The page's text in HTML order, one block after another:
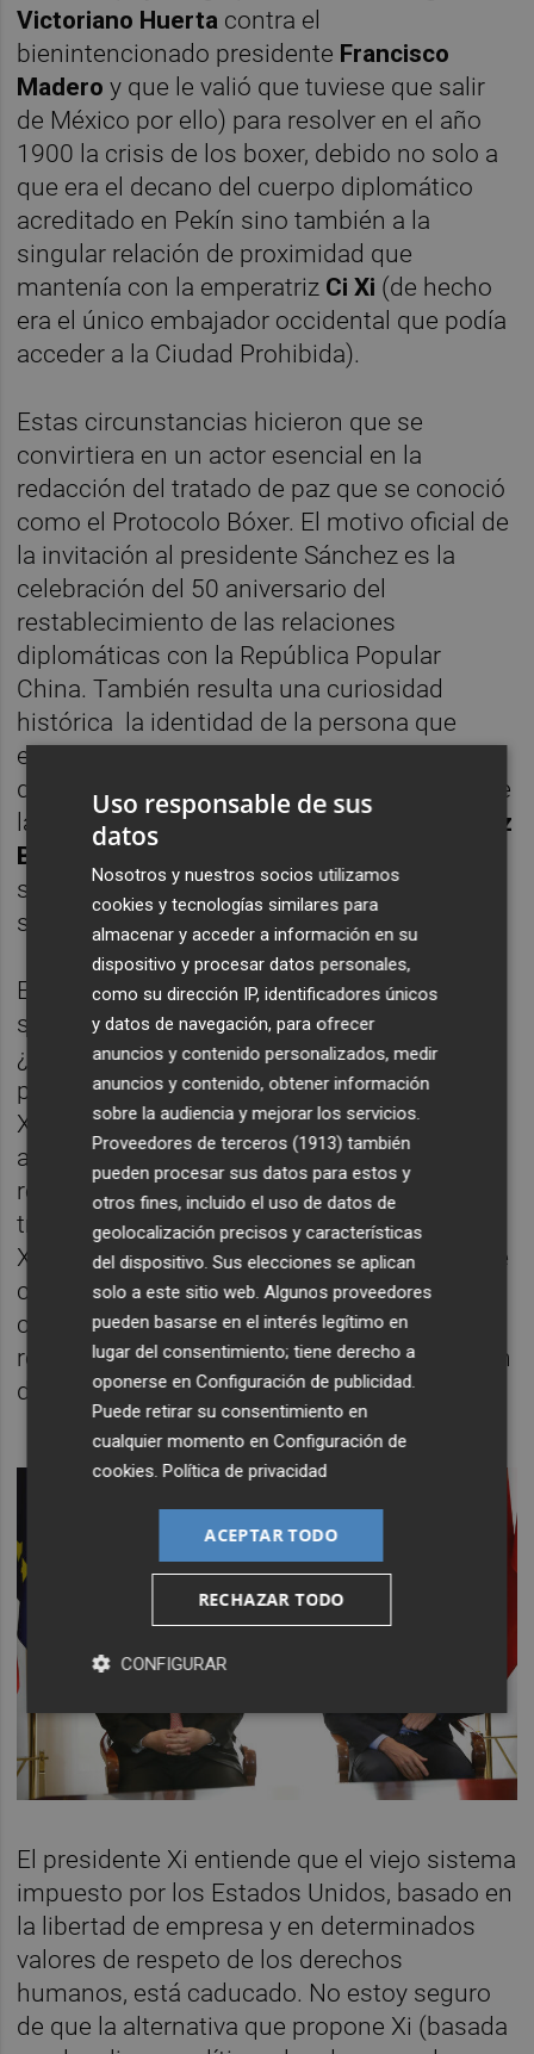
Victoriano Huerta contra el
bienintencionado presidente Francisco
Madero y que le valió que tuviese que salir
de México por ello) para resolver en el año
1900 la crisis de los boxer, debido no solo a
que era el decano del cuerpo diplomático
acreditado en Pekín sino también a la
singular relación de proximidad que
mantenía con la emperatriz Ci Xi (de hecho
era el único embajador occidental que podía
acceder a la Ciudad Prohibida).
Estas circunstancias hicieron que se
convirtiera en un actor esencial en la
redacción del tratado de paz que se conoció
como el Protocolo Bóxer. El motivo oficial de
la invitación al presidente Sánchez es la
celebración del 50 aniversario del
restablecimiento de las relaciones
diplomáticas con la República Popular
China. También resulta una curiosidad
histórica
la identidad de la persona que
eligió el régimen de
de nueva apertura, el 9 de marzo de 1973, de
la Embajada de España en Pekín:
Ángel Sanz
Briz
salvo a cientos de judios de una muerte
segura durante la Segunda Guerra Mundial).
En todo caso, este encuentro Xi-Sánchez ha
suscitado un enorme interés y expectativa.
¿Qué es lo que pueden conseguir sus
participantes del mismo? Para el presidente
Xi Jinping se incardina, como he anticipado
antes, dentro de su ambicioso política de
reconfigurar el orden internacional. Tras los
tres años de ensimismamiento pandémico,
Xi está de vuelta y quiere hacer que China se
convierta en la protagonista de la
construcción de un nuevo mundo que
responde a una nueva y actual configuración
de fuerzas.
El presidente Xi entiende que el viejo sistema
impuesto por los Estados Unidos, basado en
la libertad de empresa y en determinados
valores de respeto de los derechos
humanos, está caducado. No estoy seguro
de que la alternativa que propone Xi (basada
Uso responsable de sus
datos
Nosotros y nuestros socios utilizamos
cookies y tecnologías similares para
almacenar y acceder a información en su
dispositivo y procesar datos personales,
como su dirección IP, identificadores únicos
y datos de navegación, para ofrecer
anuncios y contenido personalizados, medir
anuncios y contenido, obtener información
sobre la audiencia y mejorar los servicios.
Proveedores de terceros (1913) también
pueden procesar sus datos para estos y
otros fines, incluido el uso de datos de
geolocalización precisos y características
del dispositivo. Sus elecciones se aplican
solo a este sitio web. Algunos proveedores
pueden basarse en el interés legítimo en
lugar del consentimiento; tiene derecho a
oponerse enConfiguración de publicidad
Puede retirar su consentimiento en
cualquier momento enConfiguración de
cookies .Política de privacidad
ACEPTAR TODO
RECHAZAR TODO
CONFIGURAR